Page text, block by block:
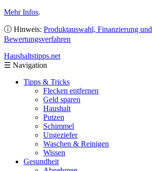
Mehr Infos.
ⓘ Hinweis: Produktauswahl, Finanzierung und
Bewertungsverfahren
Haushaltstipps.net
☰ Navigation
Tipps & Tricks
Flecken entfernen
Geld sparen
Haushalt
Putzen
Schimmel
Ungeziefer
Waschen & Reinigen
Wissen
Gesundheit